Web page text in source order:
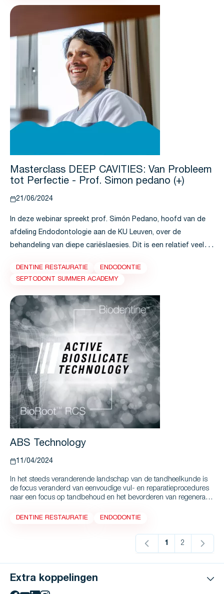
dan u misschien denkt.
Masterclass DEEP CAVITIES: Van Probleem
tot Perfectie - Prof. Simon pedano (+)
21/06/2024
In deze webinar spreekt prof. Simón Pedano, hoofd van de
afdeling Endodontologie aan de KU Leuven, over de
behandeling van diepe cariëslaesies. Dit is een relatief veel
DENTINE RESTAURATIE
ENDODONTIE
SEPTODONT SUMMER ACADEMY
ABS Technology
11/04/2024
In het steeds veranderende landschap van de tandheelkunde is
de focus veranderd van eenvoudige vul- en reparatieprocedures
naar een focus op tandbehoud en het bevorderen van regeneratie.
tandheelkundige wereld om minder invasief te restaureren.
DENTINE RESTAURATIE ENDODONTIE
U lees
1 2
Extra koppelingen